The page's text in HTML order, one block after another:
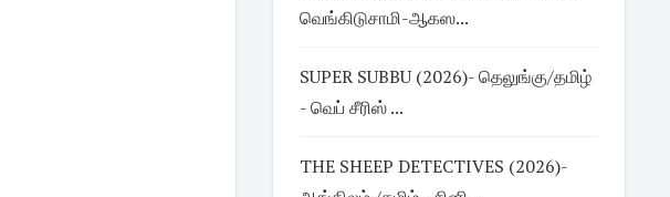
வெங்கிடுசாமி-ஆகஸ...
SUPER SUBBU (2026)- தெலுங்கு/தமிழ்
- வெப் சீரிஸ் ...
THE SHEEP DETECTIVES (2026)-